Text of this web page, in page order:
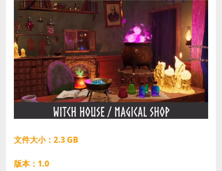
文件大小：2.3 GB
版本：1.0